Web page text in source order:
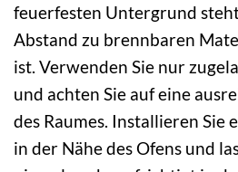
feuerfesten Untergrund
Abstand zu brennbaren
ist. Verwenden Sie nur
und achten Sie auf eine
des Raumes. Installieren Sie
in der Nähe des Ofens und